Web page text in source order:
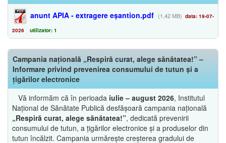
anunt APIA - extragere eșantion.pdf (1,42 MB) data: 19-07-
2026 utilizator: 1
Campania națională „Respiră curat, alege sănătatea!” –
Informare privind prevenirea consumului de tutun și a
țigărilor electronice
Vă informăm că în perioada iulie – august 2026, Institutul
Național de Sănătate Publică desfășoară campania națională
„Respiră curat, alege sănătatea!”, dedicată prevenirii
consumului de tutun, a țigărilor electronice și a produselor din
tutun încălzit. Campania urmărește creșterea gradului de